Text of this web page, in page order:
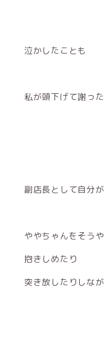
泣かしたことも
私が頭下げて謝っ
副店長として自分
ややちゃんをそう
抱きしめたり
突き放したりしな